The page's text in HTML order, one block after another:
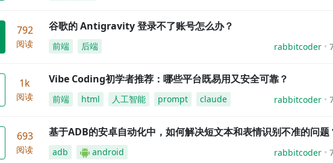
792
阅读
谷歌的 Antigravity 登录不了账号怎么办？
前端 后端 rabbitcoder
1k
阅读
Vibe Coding初学者推荐：哪些平台既易用又安全可靠？
前端 html 人工智能 prompt claude rabbitcoder
693
阅读
基于ADB的安卓自动化中，如何解决短文本和表情识别不准的问题
adb android rabbitcoder